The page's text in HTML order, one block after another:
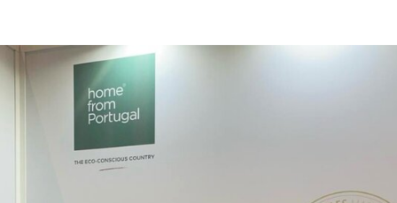
Guimarães Marca presente na Heimtextil 2024 ao